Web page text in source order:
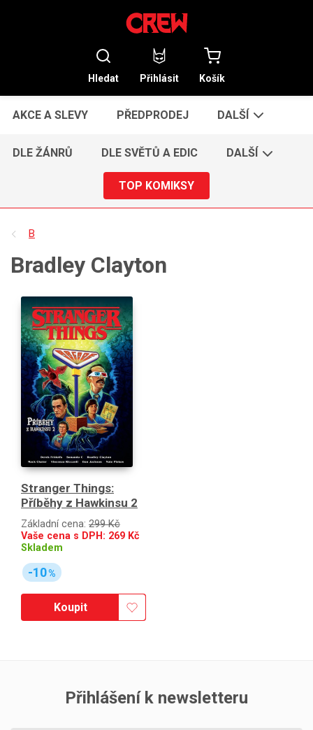
Hledat Přihlásit Košík
AKCE A SLEVY PŘEDPRODEJ DALŠÍ
DLE ŽÁNRŮ DLE SVĚTŮ A EDIC DALŠÍ
TOP KOMIKSY
B
Bradley Clayton
Stranger Things:
Příběhy z Hawkinsu 2
Základní cena: 299 Kč
Vaše cena s DPH: 269 Kč
Skladem
-10%
Koupit
Přihlášení k newsletteru